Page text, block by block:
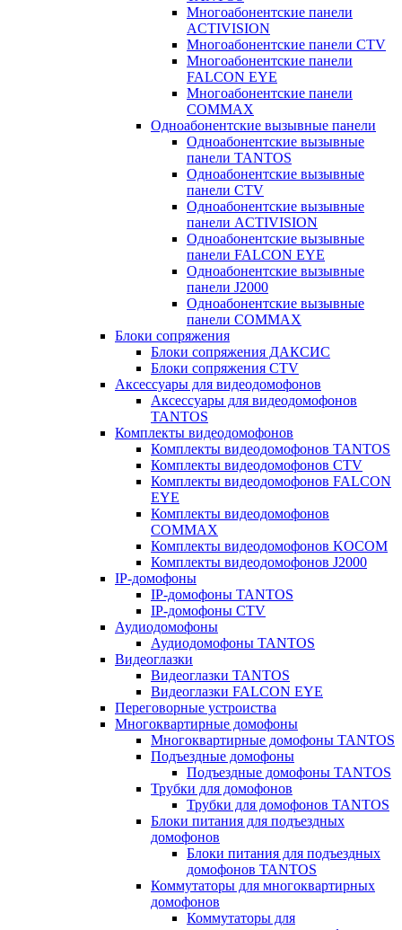
Многоабонентские панели
ACTIVISION
Многоабонентские панели CTV
Многоабонентские панели
FALCON EYE
Многоабонентские панели
COMMAX
Одноабонентские вызывные панели
Одноабонентские вызывные
панели TANTOS
Одноабонентские вызывные
панели CTV
Одноабонентские вызывные
панели ACTIVISION
Одноабонентские вызывные
панели FALCON EYE
Одноабонентские вызывные
панели J2000
Одноабонентские вызывные
панели COMMAX
Блоки сопряжения
Блоки сопряжения ДАКСИС
Блоки сопряжения CTV
Аксессуары для видеодомофонов
Аксессуары для видеодомофонов
TANTOS
Комплекты видеодомофонов
Комплекты видеодомофонов TANTOS
Комплекты видеодомофонов CTV
Комплекты видеодомофонов FALCON
EYE
Комплекты видеодомофонов
COMMAX
Комплекты видеодомофонов KOCOM
Комплекты видеодомофонов J2000
IP-домофоны
IP-домофоны TANTOS
IP-домофоны CTV
Аудиодомофоны
Аудиодомофоны TANTOS
Видеоглазки
Видеоглазки TANTOS
Видеоглазки FALCON EYE
Переговорные устроиства
Многоквартирные домофоны
Многоквартирные домофоны TANTOS
Подъездные домофоны
Подъездные домофоны TANTOS
Трубки для домофонов
Трубки для домофонов TANTOS
Блоки питания для подъездных
домофонов
Блоки питания для подъездных
домофонов TANTOS
Коммутаторы для многоквартирных
домофонов
Коммутаторы для